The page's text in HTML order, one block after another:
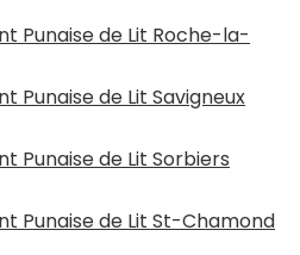
Punaise de Lit Roche-la-
Punaise de Lit Savigneux
Punaise de Lit Sorbiers
Punaise de Lit St-Chamond